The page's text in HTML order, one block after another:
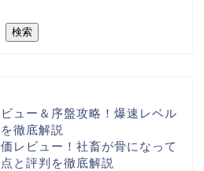
検索
ュー＆序盤攻略！爆速レベル
徹底解説
レビュー！社畜が骨になって
と評判を徹底解説